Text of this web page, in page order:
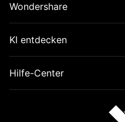
Wondershare
KI entdecken
Hilfe-Center